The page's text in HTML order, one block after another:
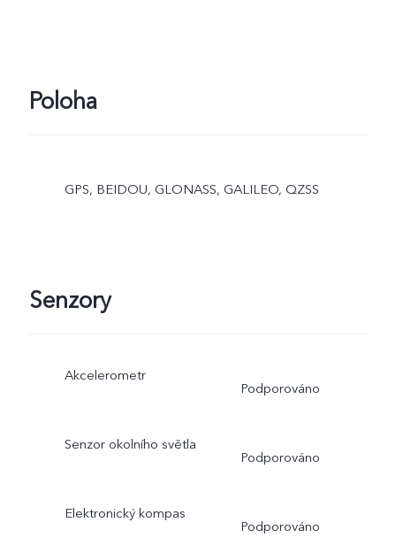
Poloha
GPS, BEIDOU, GLONASS, GALILEO, QZSS
Senzory
Akcelerometr
Podporováno
Senzor okolního světla
Podporováno
Elektronický kompas
Podporováno